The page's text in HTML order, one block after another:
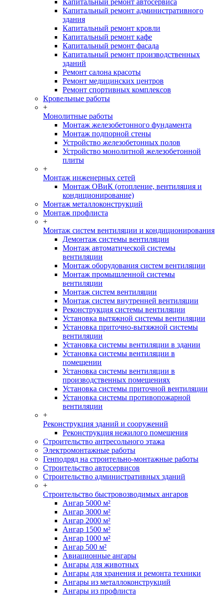
Капитальный ремонт автосервиса
Капитальный ремонт административного
здания
Капитальный ремонт кровли
Капитальный ремонт кафе
Капитальный ремонт фасада
Капитальный ремонт производственных
зданий
Ремонт салона красоты
Ремонт медицинских центров
Ремонт спортивных комплексов
Кровельные работы
+
Монолитные работы
Монтаж железобетонного фундамента
Монтаж подпорной стены
Устройство железобетонных полов
Устройство монолитной железобетонной
плиты
+
Монтаж инженерных сетей
Монтаж ОВиК (отопление, вентиляция и
кондиционирование)
Монтаж металлоконструкций
Монтаж профлиста
+
Монтаж систем вентиляции и кондиционирования
Демонтаж системы вентиляции
Монтаж автоматической системы
вентиляции
Монтаж оборудования систем вентиляции
Монтаж промышленной системы
вентиляции
Монтаж систем вентиляции
Монтаж систем внутренней вентиляции
Реконструкция системы вентиляции
Установка вытяжной системы вентиляции
Установка приточно-вытяжной системы
вентиляции
Установка системы вентиляции в здании
Установка системы вентиляции в
помещении
Установка системы вентиляции в
производственных помещениях
Установка системы приточной вентиляции
Установка системы противопожарной
вентиляции
+
Реконструкция зданий и сооружений
Реконструкция нежилого помещения
Строительство антресольного этажа
Электромонтажные работы
Генподряд на строительно-монтажные работы
Строительство автосервисов
Строительство административных зданий
+
Строительство быстровозводимых ангаров
Ангар 5000 м²
Ангар 3000 м²
Ангар 2000 м²
Ангар 1500 м²
Ангар 1000 м²
Ангар 500 м²
Авиационные ангары
Ангары для животных
Ангары для хранения и ремонта техники
Ангары из металлоконструкций
Ангары из профлиста